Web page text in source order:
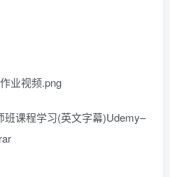
业视频.png
班课程学习(英文字幕)Udemy–